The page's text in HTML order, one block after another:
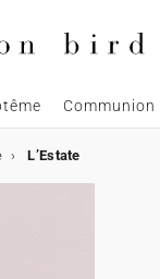
Communion
L’Estate